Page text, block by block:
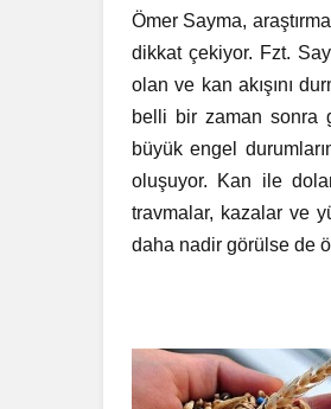
Ömer Sayma,
dikkat çekiyor. Fzt.
olan ve kan akışını
belli bir zaman sonra
büyük engel
oluşuyor. Kan ile
travmalar, kazalar ve
daha nadir görülse de